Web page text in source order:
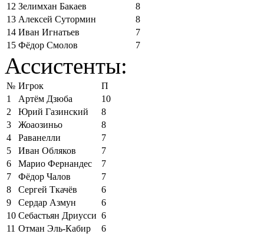
12 Зелимхан Бакаев
8
13 Алексей Сутормин
8
14 Иван Игнатьев
7
15 Фёдор Смолов 7
Ассистенты:
№ Игрок
П
1
Артём Дзюба
10
2
Юрий Газинский
8
3
Жоаозиньо
8
4
Раванелли
7
5
Иван Обляков
7
6
Марио Фернандес
7
7
Фёдор Чалов
7
8
Сергей Ткачёв
6
9
Сердар Азмун
6
10 Себастьян Дриусси 6
11 Отман Эль-Кабир
6